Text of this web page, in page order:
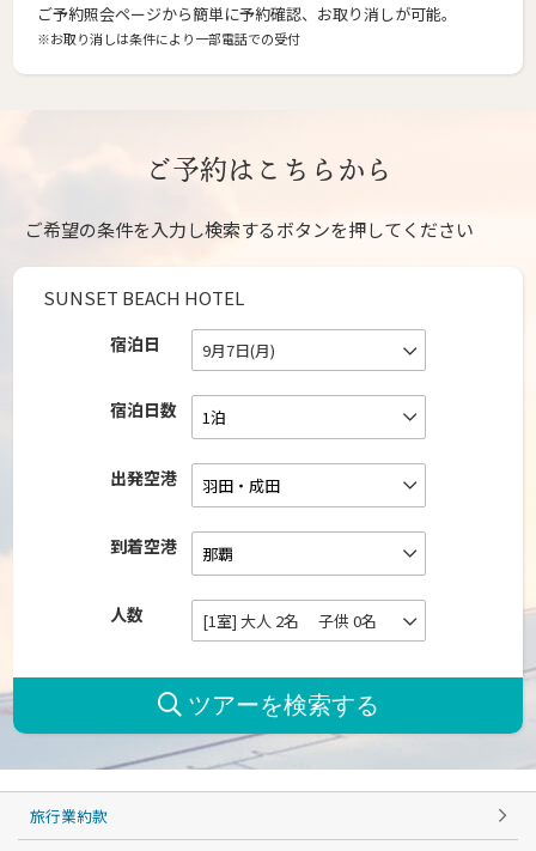
ご予約照会ページから簡単に予約確認、お取り消しが可能。
※お取り消しは条件により一部電話での受付
ご予約はこちらから
ご希望の条件を入力し検索するボタンを押してください
SUNSET BEACH HOTEL
宿泊日 9月7日(月)
宿泊日数
出発空港
到着空港
人数 [1室] 大人 2名 子供 0名
旅行業約款